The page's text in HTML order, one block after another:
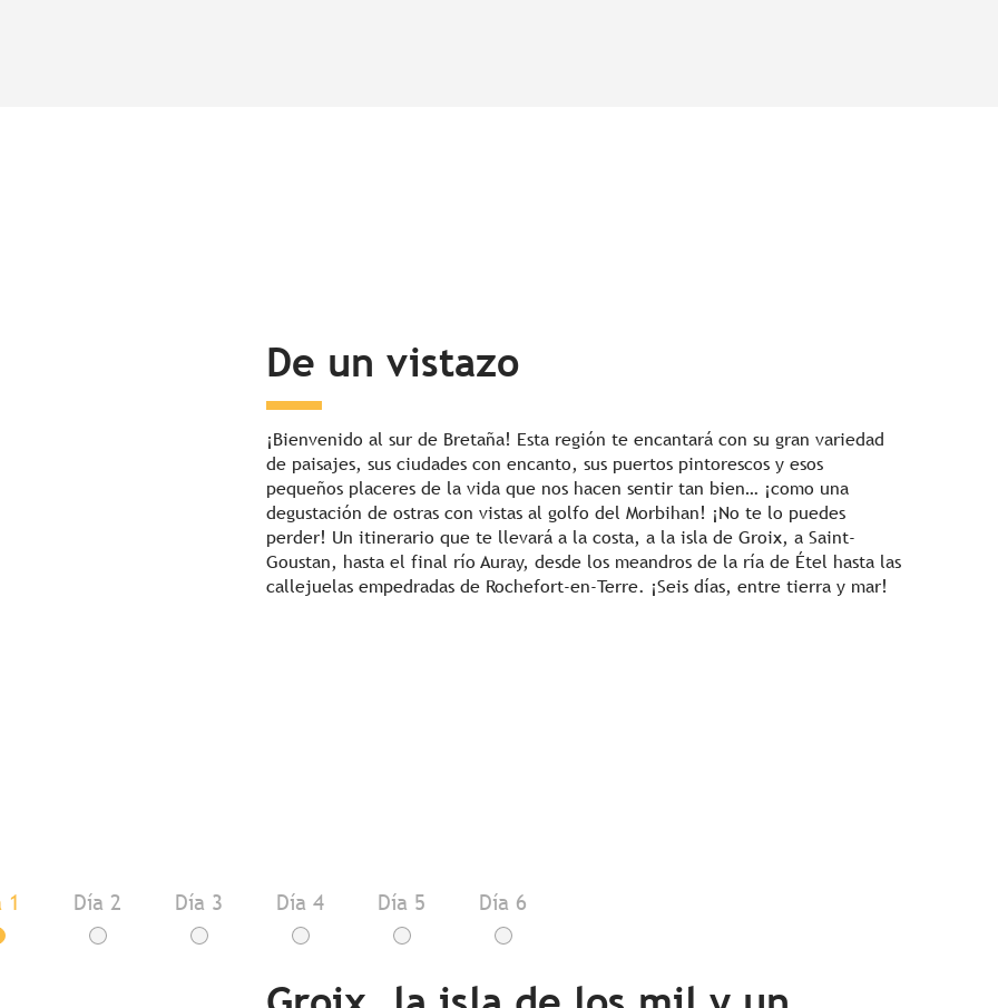
De un vistazo
¡Bienvenido al sur de Bretaña! Esta región te encantará con su gran variedad
de paisajes, sus ciudades con encanto, sus puertos pintorescos y esos
pequeños placeres de la vida que nos hacen sentir tan bien… ¡como una
degustación de ostras con vistas al golfo del Morbihan! ¡No te lo puedes
perder! Un itinerario que te llevará a la costa, a la isla de Groix, a Saint-
Goustan, hasta el final río Auray, desde los meandros de la ría de Étel hasta las
callejuelas empedradas de Rochefort-en-Terre. ¡Seis días, entre tierra y mar!
1 Día 2 Día 3 Día 4 Día 5 Día 6